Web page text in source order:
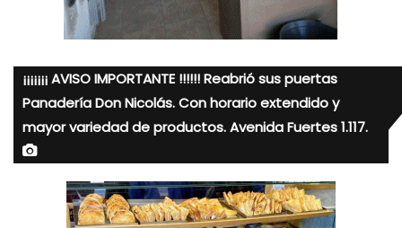
¡¡¡¡¡¡¡ AVISO IMPORTANTE !!!!!! Reabrió sus puertas
Panadería Don Nicolás. Con horario extendido y
mayor variedad de productos. Avenida Fuertes 1.117.